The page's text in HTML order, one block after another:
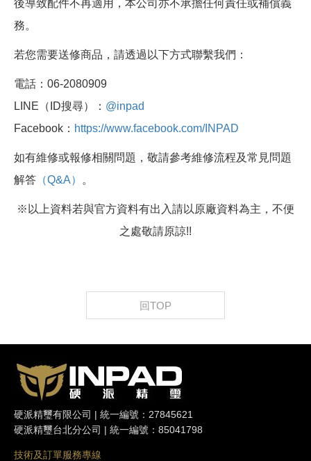
後導致配件不再適用，本公司亦不承擔任何責任或補償義
務。
若您需要送修商品，請透過以下方式聯繫我們：
電話：06-2080909
LINE（ID搜尋）： @inpad
Facebook： https://www.facebook.com/INPAD
如有維修或報修相關問題，敬請參考維修流程及常見問題
解答 （Q&A） 。
※以上資料若與官方資料有出入請以原廠資料為主，不便
之處敬請原諒!!
回TOP
硬派精璽有限公司 | 統一編號：27845621
硬派精璽台北分公司 | 統一編號：85041798
技術及訂單服務專線